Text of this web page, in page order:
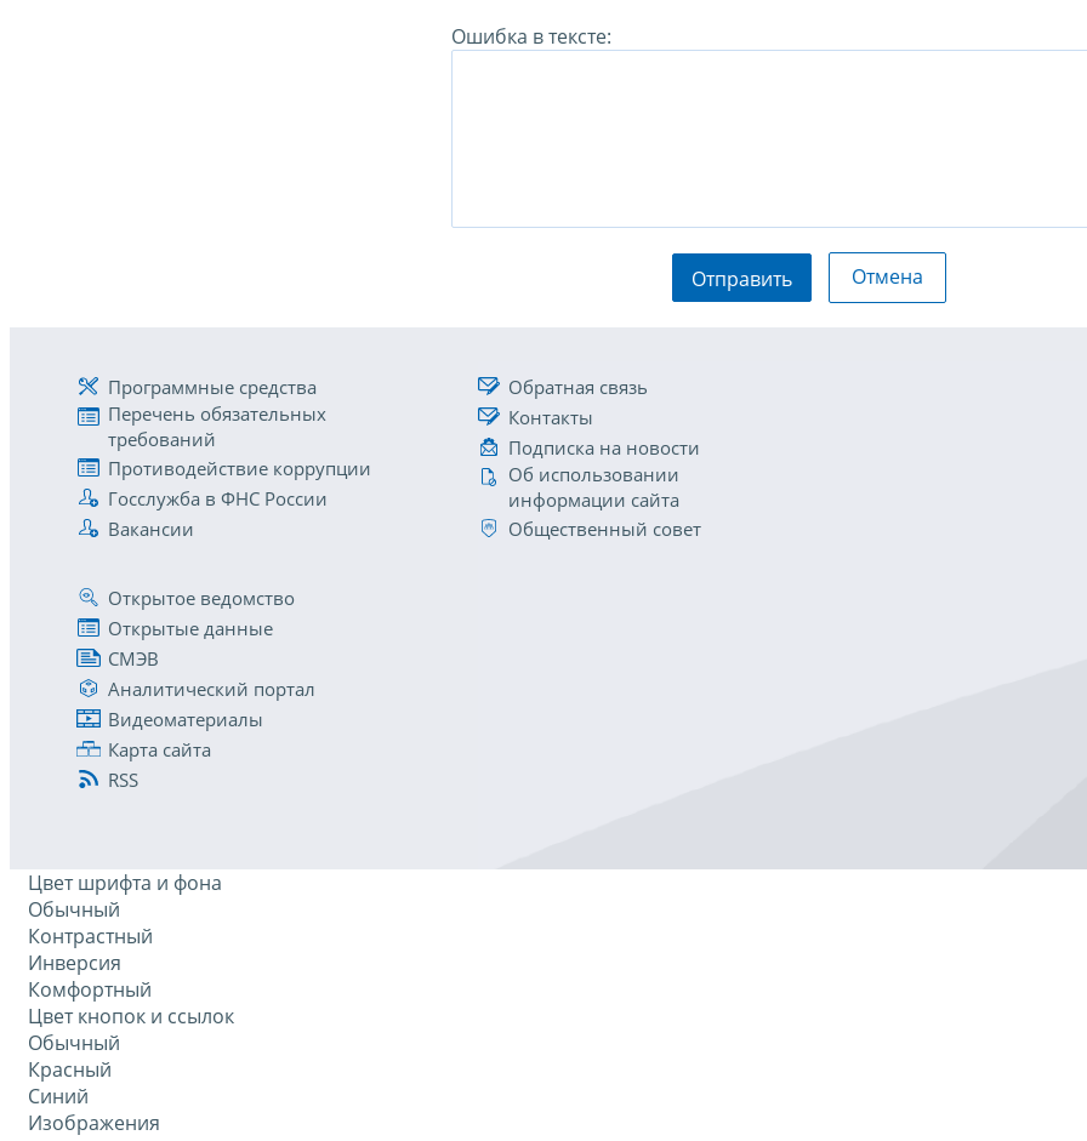
Ошибка в тексте:
Отправить Отмена
Программные средства
Перечень обязательных
требований
Противодействие коррупции
Госслужба в ФНС России
Вакансии
Обратная связь
Контакты
Подписка на новости
Об использовании
информации сайта
Общественный совет
Открытое ведомство
Открытые данные
СМЭВ
Аналитический портал
Видеоматериалы
Карта сайта
RSS
Цвет шрифта и фона
Обычный
Контрастный
Инверсия
Комфортный
Цвет кнопок и ссылок
Обычный
Красный
Синий
Изображения